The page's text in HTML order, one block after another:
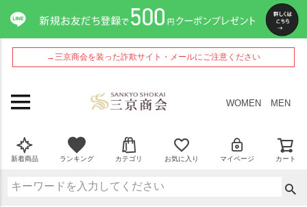
→三京商会を装った詐欺サイト・メールにご注意ください
WOMEN MEN
新着商品 ランキング カテゴリ お気に入り マイページ カート
ペー
ジト
ップ
へ